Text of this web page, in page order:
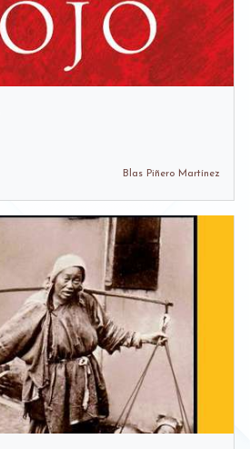
Blas Piñero Martínez